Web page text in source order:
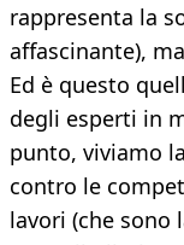
rappresenta la
affascinante),
Ed è questo
degli esperti in
punto, viviamo
contro le
lavori (che sono